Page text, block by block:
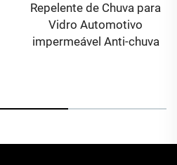
Repelente de Chuva para
Vidro Automotivo
impermeável Anti-chuva